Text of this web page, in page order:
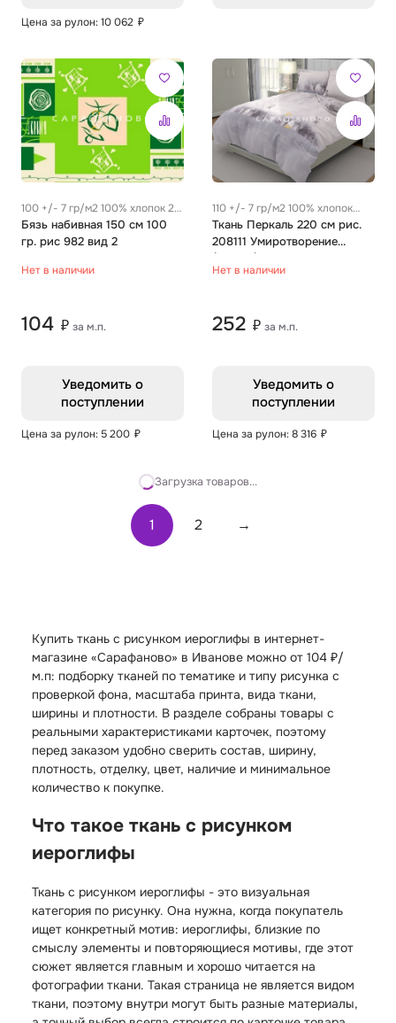
Цена за рулон: 10 062 ₽
100 +/- 7 гр/м2 100% хлопок 28
см
Бязь набивная 150 см 100
гр. рис 982 вид 2
Нет в наличии
104 ₽ за м.п.
Уведомить о
поступлении
Цена за рулон: 5 200 ₽
110 +/- 7 гр/м2 100% хлопок
0.25 м
Ткань Перкаль 220 см рис.
208111 Умиротворение
(основа)
Нет в наличии
252 ₽ за м.п.
Уведомить о
поступлении
Цена за рулон: 8 316 ₽
Загрузка товаров...
1 2 →
Купить ткань с рисунком иероглифы в интернет-
магазине «Сарафаново» в Иванове можно от 104 ₽/
м.п: подборку тканей по тематике и типу рисунка с
проверкой фона, масштаба принта, вида ткани,
ширины и плотности. В разделе собраны товары с
реальными характеристиками карточек, поэтому
перед заказом удобно сверить состав, ширину,
плотность, отделку, цвет, наличие и минимальное
количество к покупке.
Что такое ткань с рисунком
иероглифы
Ткань с рисунком иероглифы - это визуальная
категория по рисунку. Она нужна, когда покупатель
ищет конкретный мотив: иероглифы, близкие по
смыслу элементы и повторяющиеся мотивы, где этот
сюжет является главным и хорошо читается на
фотографии ткани. Такая страница не является видом
ткани, поэтому внутри могут быть разные материалы,